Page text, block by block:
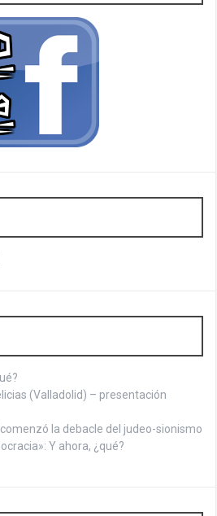
(Valladolid) – presentación
la debacle del judeo-sionismo
Y ahora, ¿qué?